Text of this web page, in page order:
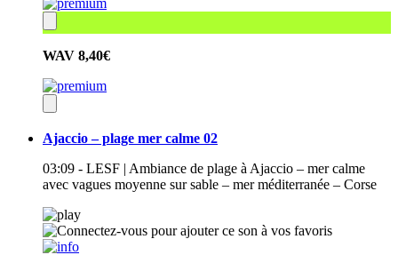
WAV 8,40€
Ajaccio – plage mer calme 02
03:09 - LESF | Ambiance de plage à Ajaccio – mer calme
avec vagues moyenne sur sable – mer méditerranée – Corse